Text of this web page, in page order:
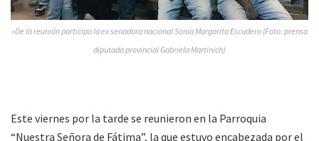
»De la reunión participo la ex senadora nacional Sonia Margarita Escudero (Foto: prensa
diputada provincial Gabriela Martinich)
Este viernes por la tarde se reunieron en la Parroquia
“Nuestra Señora de Fátima”, la que estuvo encabezada por el